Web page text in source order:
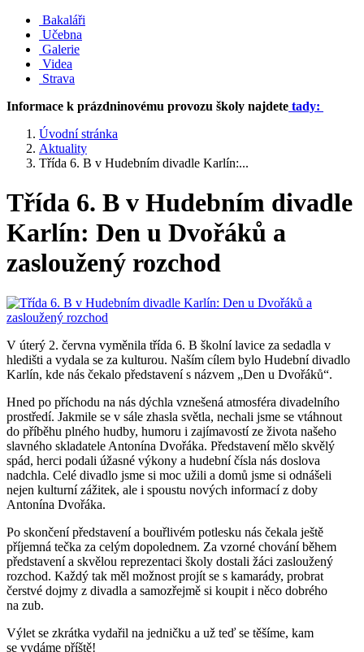
Bakaláři
Učebna
Galerie
Videa
Strava
Informace k prázdninovému provozu školy najdete tady:
Úvodní stránka
Aktuality
Třída 6. B v Hudebním divadle Karlín:...
Třída 6. B v Hudebním divadle
Karlín: Den u Dvořáků a
zasloužený rozchod
V úterý 2. června vyměnila třída 6. B školní lavice za sedadla v
hledišti a vydala se za kulturou. Naším cílem bylo Hudební divadlo
Karlín, kde nás čekalo představení s názvem „Den u Dvořáků“.
Hned po příchodu na nás dýchla vznešená atmosféra divadelního
prostředí. Jakmile se v sále zhasla světla, nechali jsme se vtáhnout
do příběhu plného hudby, humoru i zajímavostí ze života našeho
slavného skladatele Antonína Dvořáka. Představení mělo skvělý
spád, herci podali úžasné výkony a hudební čísla nás doslova
nadchla. Celé divadlo jsme si moc užili a domů jsme si odnášeli
nejen kulturní zážitek, ale i spoustu nových informací z doby
Antonína Dvořáka.
Po skončení představení a bouřlivém potlesku nás čekala ještě
příjemná tečka za celým dopolednem. Za vzorné chování během
představení a skvělou reprezentaci školy dostali žáci zasloužený
rozchod. Každý tak měl možnost projít se s kamarády, probrat
čerstvé dojmy z divadla a samozřejmě si koupit i něco dobrého
na zub.
Výlet se zkrátka vydařil na jedničku a už teď se těšíme, kam
se vydáme příště!